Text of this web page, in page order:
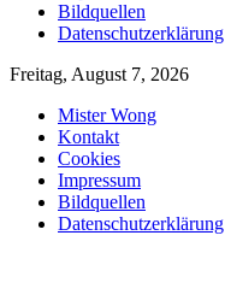
Bildquellen
Datenschutzerklärung
Freitag, August 7, 2026
Mister Wong
Kontakt
Cookies
Impressum
Bildquellen
Datenschutzerklärung